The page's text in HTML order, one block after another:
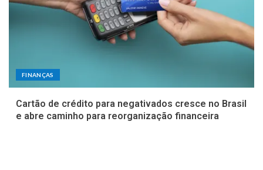
FINANÇAS
Cartão de crédito para negativados cresce no Brasil
e abre caminho para reorganização financeira